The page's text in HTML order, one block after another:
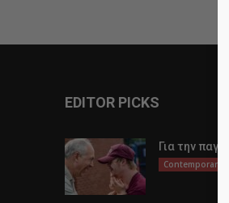
EDITOR PICKS
Για την
Contemporary